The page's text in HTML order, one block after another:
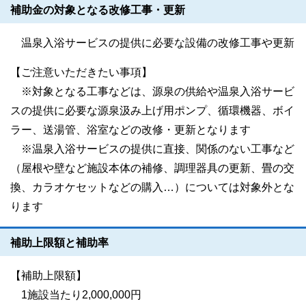
補助金の対象となる改修工事・更新
温泉入浴サービスの提供に必要な設備の改修工事や更新
【ご注意いただきたい事項】
※対象となる工事などは、源泉の供給や温泉入浴サービ
スの提供に必要な源泉汲み上げ用ポンプ、循環機器、ボイ
ラー、送湯管、浴室などの改修・更新となります
※温泉入浴サービスの提供に直接、関係のない工事など
（屋根や壁など施設本体の補修、調理器具の更新、畳の交
換、カラオケセットなどの購入…）については対象外とな
ります
補助上限額と補助率
【補助上限額】
1施設当たり2,000,000円